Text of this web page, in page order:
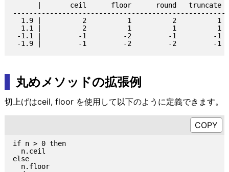
      |       ceil      floor      round   truncate
----------------------------------------------------
  1.9 |          2          1          2          1
  1.1 |          2          1          1          1
-1.1 |         -1         -2         -1         -1
丸めメソッドの拡張例
切上げはceil, floor を使用して以下のように定義できます。
if n > 0 then
  n.ceil
else
  n.floor